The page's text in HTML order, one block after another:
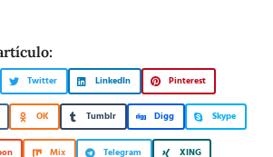
Twitter LinkedIn Pinterest
OK Tumblr Digg Skype
Mix Telegram XING